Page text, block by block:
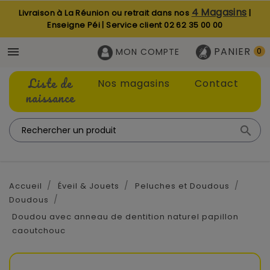
Livraison à La Réunion ou retrait dans nos 4 Magasins |
Enseigne Péi | Service client02 62 35 00 00
 PANIER 0
MON COMPTE
Liste de
naissance
Nos magasins Contact

Accueil Éveil & Jouets
Peluches et Doudous
Doudous
Doudou avec anneau de dentition naturel papillon
caoutchouc